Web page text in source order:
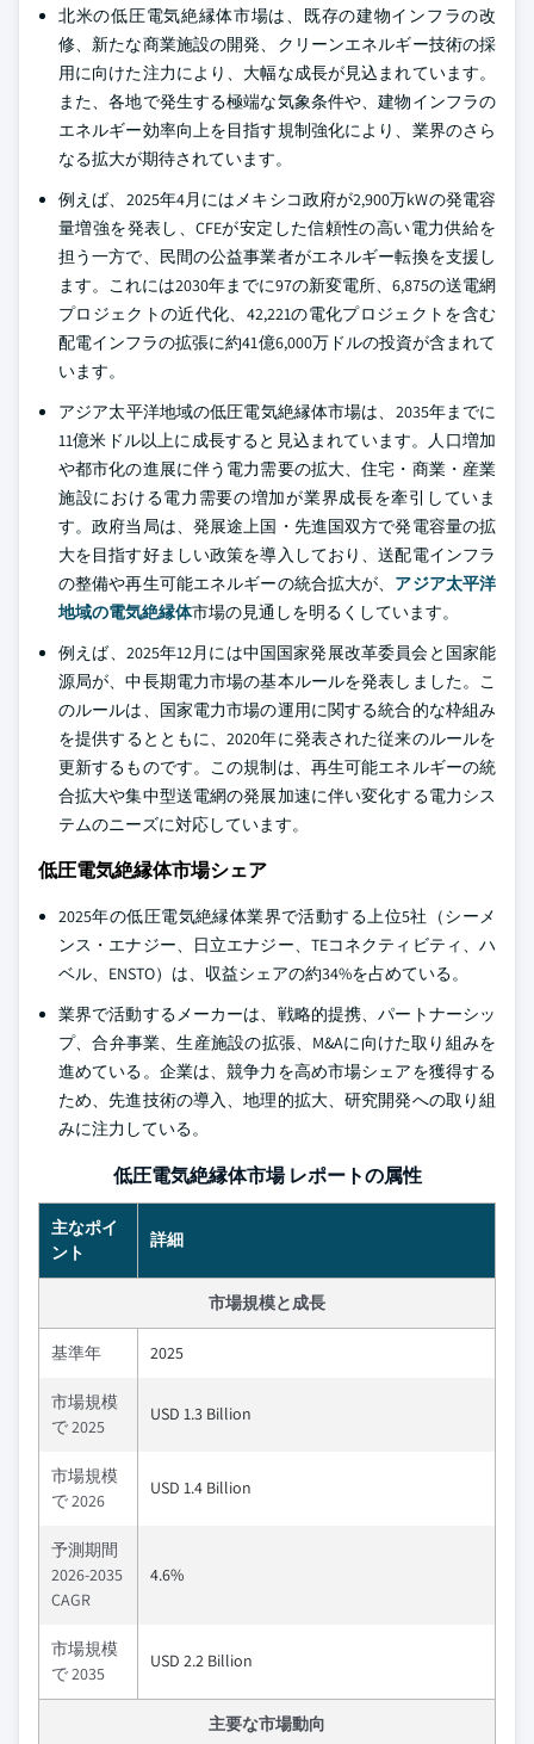
北米の低圧電気絶縁体市場は、既存の建物インフラの改
修、新たな商業施設の開発、クリーンエネルギー技術の採
用に向けた注力により、大幅な成長が見込まれています。
また、各地で発生する極端な気象条件や、建物インフラの
エネルギー効率向上を目指す規制強化により、業界のさら
なる拡大が期待されています。
例えば、2025年4月にはメキシコ政府が2,900万kWの発電容
量増強を発表し、CFEが安定した信頼性の高い電力供給を
担う一方で、民間の公益事業者がエネルギー転換を支援し
ます。これには2030年までに97の新変電所、6,875の送電網
プロジェクトの近代化、42,221の電化プロジェクトを含む
配電インフラの拡張に約41億6,000万ドルの投資が含まれて
います。
アジア太平洋地域の低圧電気絶縁体市場は、2035年までに
11億米ドル以上に成長すると見込まれています。人口増加
や都市化の進展に伴う電力需要の拡大、住宅・商業・産業
施設における電力需要の増加が業界成長を牽引していま
す。政府当局は、発展途上国・先進国双方で発電容量の拡
大を目指す好ましい政策を導入しており、送配電インフラ
の整備や再生可能エネルギーの統合拡大が、 アジア太平洋
地域の電気絶縁体市場の見通しを明るくしています。
例えば、2025年12月には中国国家発展改革委員会と国家能
源局が、中長期電力市場の基本ルールを発表しました。こ
のルールは、国家電力市場の運用に関する統合的な枠組み
を提供するとともに、2020年に発表された従来のルールを
更新するものです。この規制は、再生可能エネルギーの統
合拡大や集中型送電網の発展加速に伴い変化する電力シス
テムのニーズに対応しています。
低圧電気絶縁体市場シェア
2025年の低圧電気絶縁体業界で活動する上位5社（シーメ
ンス・エナジー、日立エナジー、TEコネクティビティ、ハ
ベル、ENSTO）は、収益シェアの約34%を占めている。
業界で活動するメーカーは、戦略的提携、パートナーシッ
プ、合弁事業、生産施設の拡張、M&Aに向けた取り組みを
進めている。企業は、競争力を高め市場シェアを獲得する
ため、先進技術の導入、地理的拡大、研究開発への取り組
みに注力している。
低圧電気絶縁体市場 レポートの属性
主なポイ
ント
詳細
市場規模と成長
基準年 2025
市場規模
で 2025
USD 1.3 Billion
市場規模
で 2026
USD 1.4 Billion
予測期間
2026-2035
CAGR
4.6%
市場規模
で 2035
USD 2.2 Billion
主要な市場動向